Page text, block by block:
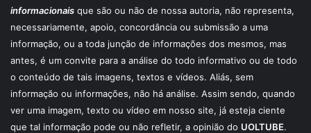
informacionais que são ou não de nossa autoria, não representa,
necessariamente, apoio, concordância ou submissão a uma
informação, ou a toda junção de informações dos mesmos, mas
antes, é um convite para a análise do todo informativo ou de todo
o conteúdo de tais imagens, textos e vídeos. Aliás, sem
informação ou informações, não há análise. Assim sendo, quando
ver uma imagem, texto ou vídeo em nosso site, já esteja ciente
que tal informação pode ou não refletir, a opinião do UOLTUBE.